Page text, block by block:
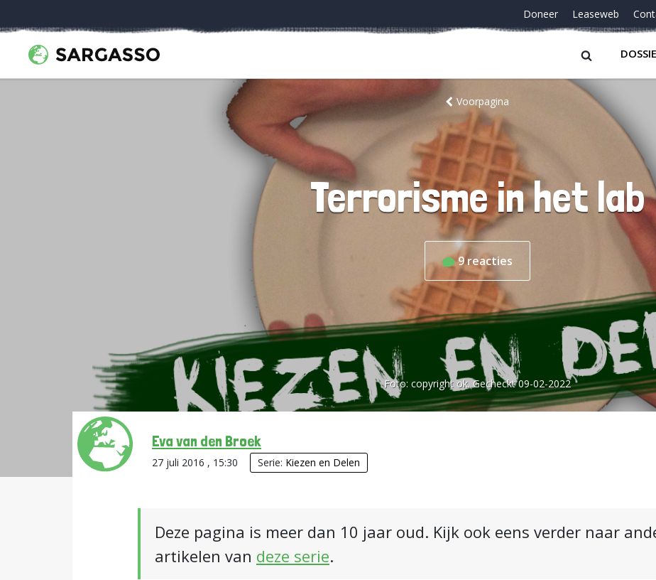
Doneer Leaseweb
Voorpagina
Terrorisme in het lab
9reacties
Foto: copyright ok. Gecheckt 09-02-2022
Eva van den Broek
27 juli 2016 , 15:30 Serie: Kiezen en Delen
Deze pagina is meer dan 10 jaar oud. Kijk ook eens verder naar
artikelen van deze serie.